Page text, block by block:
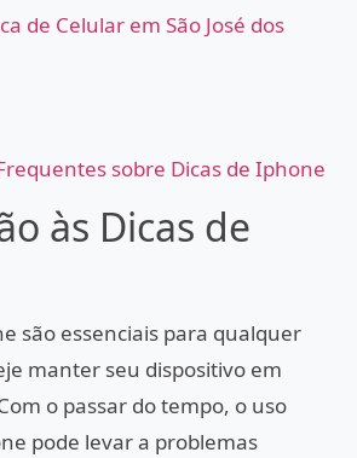
de Celular em São José dos
sobre Dicas de Iphone
às Dicas de
são essenciais para qualquer
manter seu dispositivo em
o passar do tempo, o uso
pode levar a problemas